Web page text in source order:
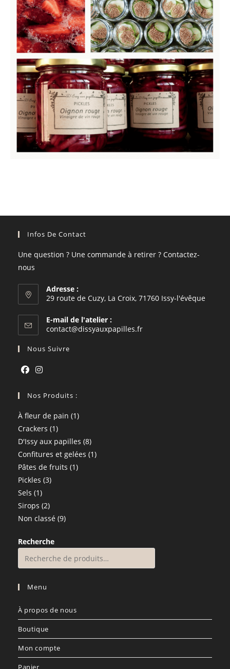
Infos De Contact
Une question ? Une commande à retirer ? Contactez-
nous
Adresse :
29 route de Cuzy, La Croix, 71760 Issy-l'évêque
E-mail de l'atelier :
contact@dissyauxpapilles.frS’ouvre
Nous Suivre
dans
nouvel
onglet
dans
nouvel
onglet
Nos Produits :
À fleur de pain 11
Crackers 11
produit
D'Issy aux papilles 88
produits
Confitures et gelées 11
Pâtes de fruits 11
Pickles 33
Sels 11
produit
Sirops 22
produits
Non classé 99
Recherche
Menu
À propos de nous
Boutique
Mon compte
Panier